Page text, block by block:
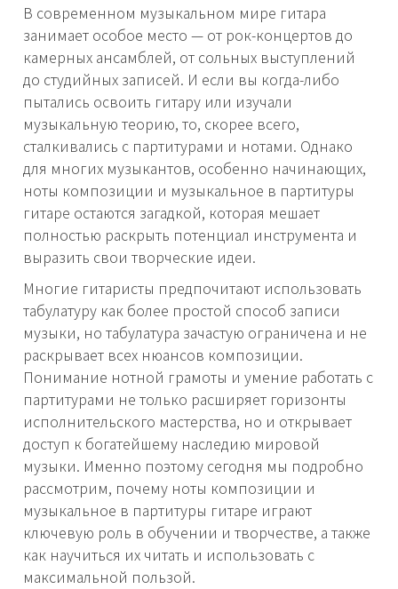
В современном музыкальном мире гитара
занимает особое место — от рок-концертов до
камерных ансамблей, от сольных выступлений
до студийных записей. И если вы когда-либо
пытались освоить гитару или изучали
музыкальную теорию, то, скорее всего,
сталкивались с партитурами и нотами. Однако
для многих музыкантов, особенно начинающих,
ноты композиции и музыкальное в партитуры
гитаре остаются загадкой, которая мешает
полностью раскрыть потенциал инструмента и
выразить свои творческие идеи.
Многие гитаристы предпочитают использовать
табулатуру как более простой способ записи
музыки, но табулатура зачастую ограничена и не
раскрывает всех нюансов композиции.
Понимание нотной грамоты и умение работать с
партитурами не только расширяет горизонты
исполнительского мастерства, но и открывает
доступ к богатейшему наследию мировой
музыки. Именно поэтому сегодня мы подробно
рассмотрим, почему ноты композиции и
музыкальное в партитуры гитаре играют
ключевую роль в обучении и творчестве, а также
как научиться их читать и использовать с
максимальной пользой.